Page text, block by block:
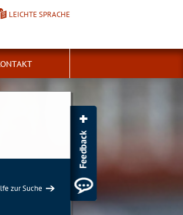
LEICHTE SPRACHE
zur Suche